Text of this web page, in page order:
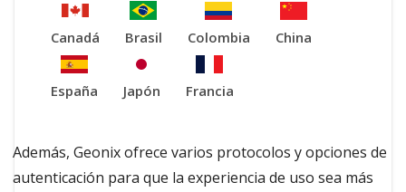
Canadá Brasil Colombia China
España Japón Francia
Además, Geonix ofrece varios protocolos y opciones de
autenticación para que la experiencia de uso sea más